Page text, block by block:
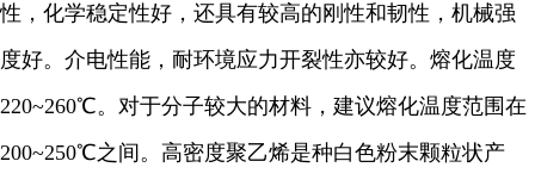
性，化学稳定性好，还具有较高的刚性和韧性，机械强
度好。介电性能，耐环境应力开裂性亦较好。熔化温度
220~260℃。对于分子较大的材料，建议熔化温度范围在
200~250℃之间。高密度聚乙烯是种白色粉末颗粒状产